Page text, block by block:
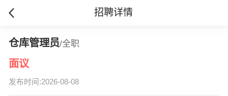
招聘详情
仓库管理员/全职
面议
发布时间:2026-08-08